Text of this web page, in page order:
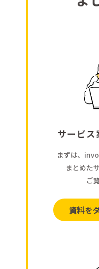
サービ
まずは、
まとめた
ご
資料を